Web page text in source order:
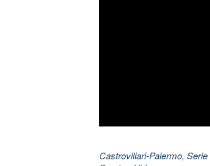
Castrovillari-Palermo,